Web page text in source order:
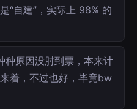
“自建”，实际上 98% 的
种原因没肘到票，本来计
着，不过也好，毕竟bw